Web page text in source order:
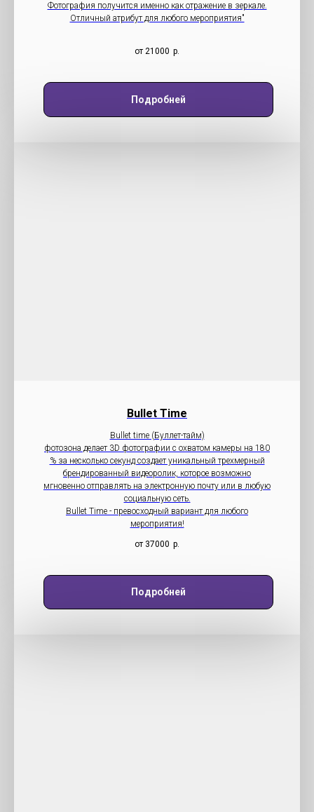
Фотография получится именно как отражение в зеркале.
Отличный атрибут для любого мероприятия"
от 21000 р.
Подробней
Bullet Time
Bullet time (Буллет-тайм)
фотозона делает 3D фотографии с охватом камеры на 180
% за несколько секунд создает уникальный трехмерный
брендированный видеоролик, которое возможно
мгновенно отправлять на электронную почту или в любую
социальную сеть.
Bullet Time - превосходный вариант для любого
мероприятия!
от 37000 р.
Подробней